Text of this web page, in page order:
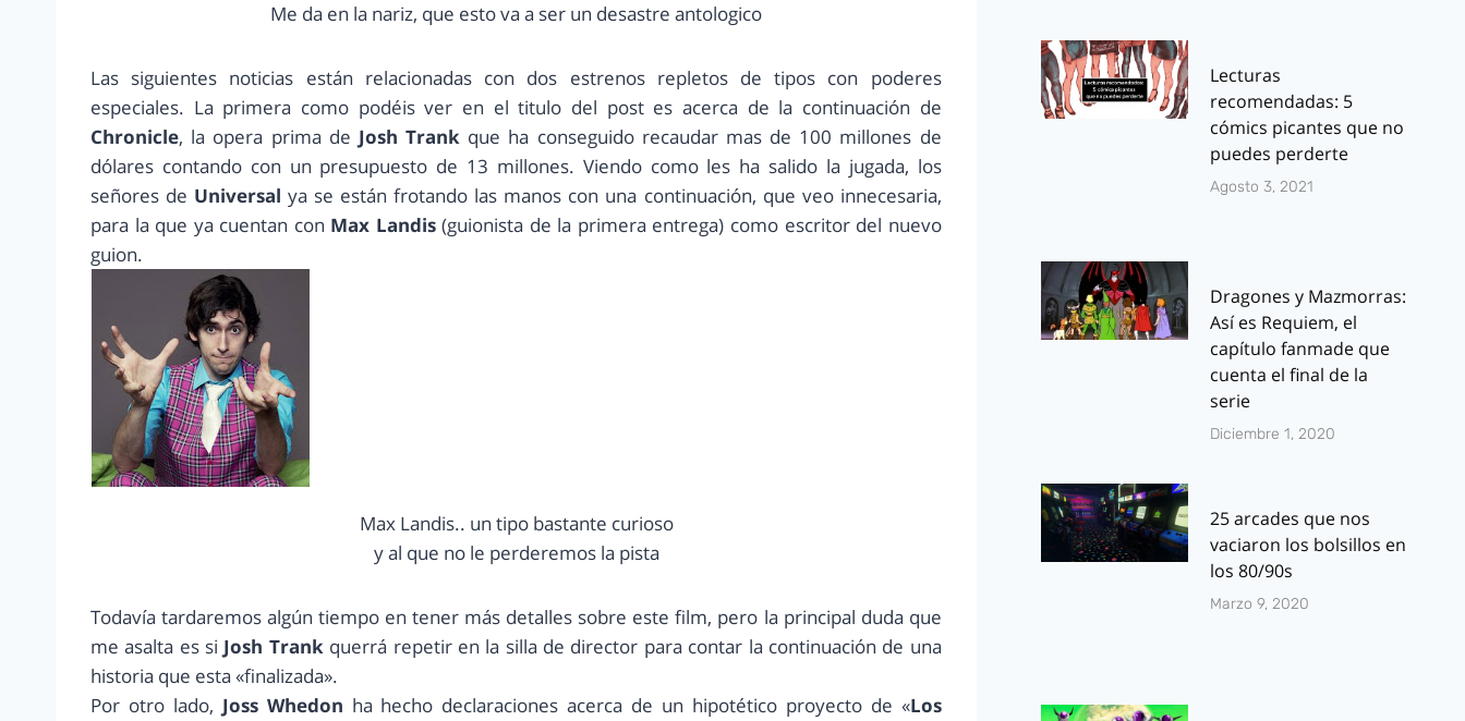
Me da en la nariz, que esto va a ser un desastre antologico
Las siguientes noticias están relacionadas con dos estrenos repletos de tipos con poderes
especiales. La primera como podéis ver en el titulo del post es acerca de la continuación de
Chronicle, la opera prima de Josh Trank que ha conseguido recaudar mas de 100 millones de
dólares contando con un presupuesto de 13 millones. Viendo como les ha salido la jugada, los
señores de Universal ya se están frotando las manos con una continuación, que veo innecesaria,
para la que ya cuentan con Max Landis(guionista de la primera entrega) como escritor del nuevo
guion.
Max Landis.. un tipo bastante curioso
y al que no le perderemos la pista
Todavía tardaremos algún tiempo en tener más detalles sobre este film, pero la principal duda que
me asalta es si Josh Trankquerrá repetir en la silla de director para contar la continuación de una
historia que esta «finalizada».
Por otro lado, Joss Whedon ha hecho declaraciones acerca de un hipotético proyecto de «Los
Lecturas
recomendadas: 5
cómics picantes que no
puedes perderte
Agosto 3, 2021
Dragones y Mazmorras:
Así es Requiem, el
capítulo fanmade que
cuenta el final de la
serie
Diciembre 1, 2020
25 arcades que nos
vaciaron los bolsillos en
los 80/90s
Marzo 9, 2020